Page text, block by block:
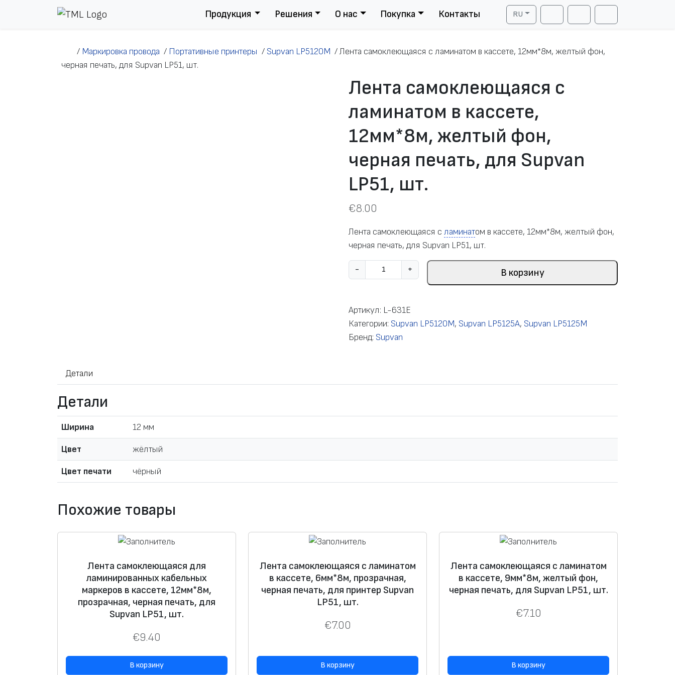
Перейти к содержимому
Продукция Решения О нас Покупка Контакты
RU
Search AccountCart
/ Маркировка провода / Портативные принтеры / Supvan LP5120M /Лента самоклеющаяся с ламинатом в кассете, 12мм*8м, желтый фон,
черная печать, для Supvan LP51, шт.
Лента самоклеющаяся с
ламинатом в кассете,
12мм*8м, желтый фон,
черная печать, для Supvan
LP51, шт.
€8.00
Лента самоклеющаяся сламинатом в кассете, 12мм*8м, желтый фон,
черная печать, для Supvan LP51, шт.
-
о
и
ч
е
о
Л
а
а
м
о
к
л
+ В корзину
Артикул: L-631E
Категории: Supvan LP5120M, Supvan LP5125A, Supvan LP5125M
Бренд: Supvan
Детали
Детали
Ширина 12 мм
Цвет жёлтый
Цвет печати чёрный
Похожие товары
Лента самоклеющаяся для
ламинированных кабельных
маркеров в кассете, 12мм*8м,
прозрачная, черная печать, для
Supvan LP51, шт.
€9.40
В корзину
Лента самоклеющаяся с ламинатом
в кассете, 6мм*8м, прозрачная,
черная печать, для принтер Supvan
LP51, шт.
€7.00
В корзину
Лента самоклеющаяся с ламинатом
в кассете, 9мм*8м, желтый фон,
черная печать, для Supvan LP51, шт.
€7.10
В корзину